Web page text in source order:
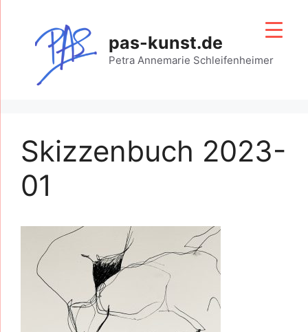
springen
pas-kunst.de
Petra Annemarie Schleifenheimer
Skizzenbuch 2023-
01